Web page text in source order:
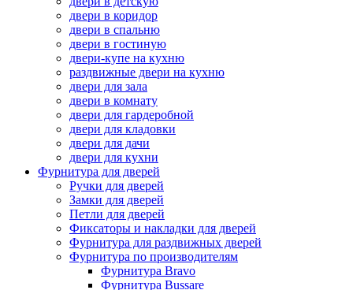
двери в коридор
двери в спальню
двери в гостиную
двери-купе на кухню
раздвижные двери на кухню
двери для зала
двери в комнату
двери для гардеробной
двери для кладовки
двери для дачи
двери для кухни
Фурнитура для дверей
Ручки для дверей
Замки для дверей
Петли для дверей
Фиксаторы и накладки для дверей
Фурнитура для раздвижных дверей
Фурнитура по производителям
Фурнитура Bravo
Фурнитура Bussare